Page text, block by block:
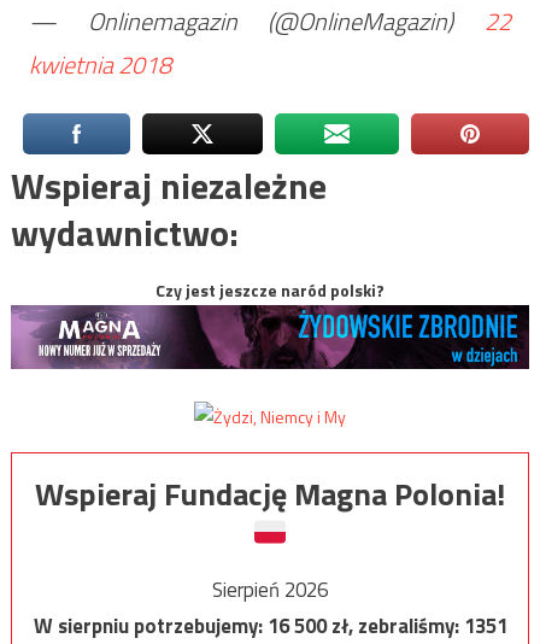
— Onlinemagazin (@OnlineMagazin) 22
kwietnia 2018
Wspieraj niezależne
wydawnictwo:
Czy jest jeszcze naród polski?
Wspieraj Fundację Magna Polonia!
Sierpień 2026
W sierpniu potrzebujemy:16 500zł, zebraliśmy:1351